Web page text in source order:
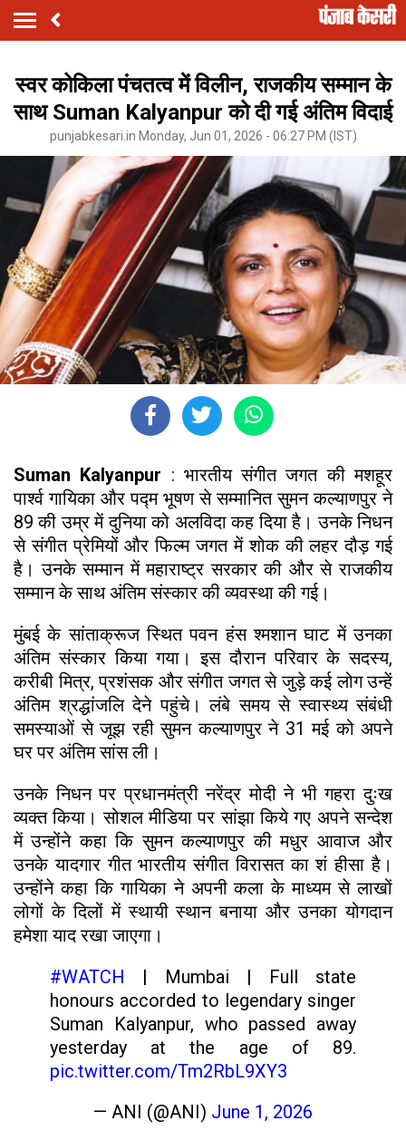
स्वर कोकिला पंचतत्व में विलीन, राजकीय सम्मान के
साथ Suman Kalyanpur को दी गई अंतिम विदाई
punjabkesari.in Monday, Jun 01, 2026 - 06:27 PM (IST)
Suman Kalyanpur : भारतीय संगीत जगत की मशहूर
पार्श्व गायिका और पद्म भूषण से सम्मानित सुमन कल्याणपुर ने
89 की उम्र में दुनिया को अलविदा कह दिया है। उनके निधन
से संगीत प्रेमियों और फिल्म जगत में शोक की लहर दौड़ गई
है। उनके सम्मान में महाराष्ट्र सरकार की और से राजकीय
सम्मान के साथ अंतिम संस्कार की व्यवस्था की गई।
मुंबई के सांताक्रूज स्थित पवन हंस श्मशान घाट में उनका
अंतिम संस्कार किया गया। इस दौरान परिवार के सदस्य,
करीबी मित्र, प्रशंसक और संगीत जगत से जुड़े कई लोग उन्हें
अंतिम श्रद्धांजलि देने पहुंचे। लंबे समय से स्वास्थ्य संबंधी
समस्याओं से जूझ रही सुमन कल्याणपुर ने 31 मई को अपने
घर पर अंतिम सांस ली।
उनके निधन पर प्रधानमंत्री नरेंद्र मोदी ने भी गहरा दुःख
व्यक्त किया। सोशल मीडिया पर सांझा किये गए अपने सन्देश
में उन्होंने कहा कि सुमन कल्याणपुर की मधुर आवाज और
उनके यादगार गीत भारतीय संगीत विरासत का शं हीसा है।
उन्होंने कहा कि गायिका ने अपनी कला के माध्यम से लाखों
लोगों के दिलों में स्थायी स्थान बनाया और उनका योगदान
हमेशा याद रखा जाएगा।
#WATCH | Mumbai | Full state
honours accorded to legendary singer
Suman Kalyanpur, who passed away
yesterday at the age of 89.
pic.twitter.com/Tm2RbL9XY3
— ANI (@ANI) June 1, 2026